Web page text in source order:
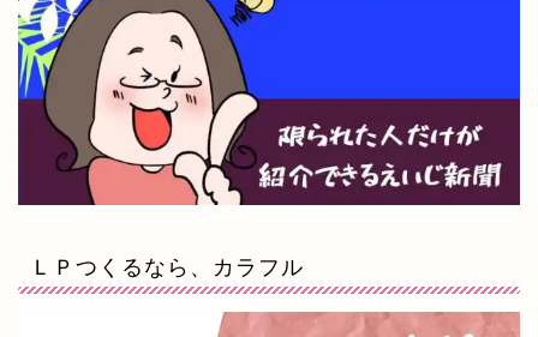
ＬＰつくるなら、カラフル